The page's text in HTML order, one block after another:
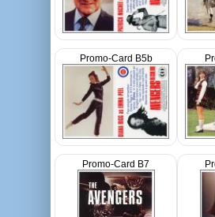
Promo-Card B5b
Promo-Card B7